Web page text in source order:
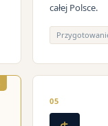
całej Polsce.
05